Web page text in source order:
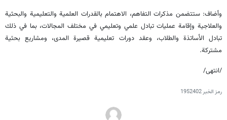
وأضاف: ستتضمن مذكرات التفاهم، الاهتمام بالقدرات العلمية والتعليمية والبحثية
والعلاجية وإقامة عمليات تبادل علمي وتعليمي في مختلف المجالات، بما في ذلك
تبادل الأساتذة والطلاب، وعقد دورات تعليمية قصيرة المدى، ومشاريع بحثية
مشتركة.
/انتهى/
رمز الخبر1952402